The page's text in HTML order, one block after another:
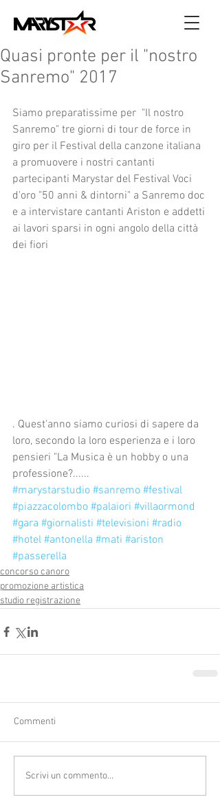
Quasi pronte per il "nostro
Sanremo" 2017
Siamo preparatissime per  "Il nostro
Sanremo" tre giorni di tour de force in
giro per il Festival della canzone italiana
a promuovere i nostri cantanti
partecipanti Marystar del Festival Voci
d'oro "50 anni & dintorni" a Sanremo doc
e a intervistare cantanti Ariston e addetti
ai lavori sparsi in ogni angolo della città
dei fiori
. Quest'anno siamo curiosi di sapere da
loro, secondo la loro esperienza e i loro
pensieri "La Musica è un hobby o una
professione?......
#marystarstudio #sanremo #festival
#piazzacolombo #palaiori #villaormond
#gara #giornalisti #televisioni #radio
#hotel #antonella #mati #ariston
#passerella
concorso canoro
promozione artistica
studio registrazione
Commenti
Scrivi un commento...